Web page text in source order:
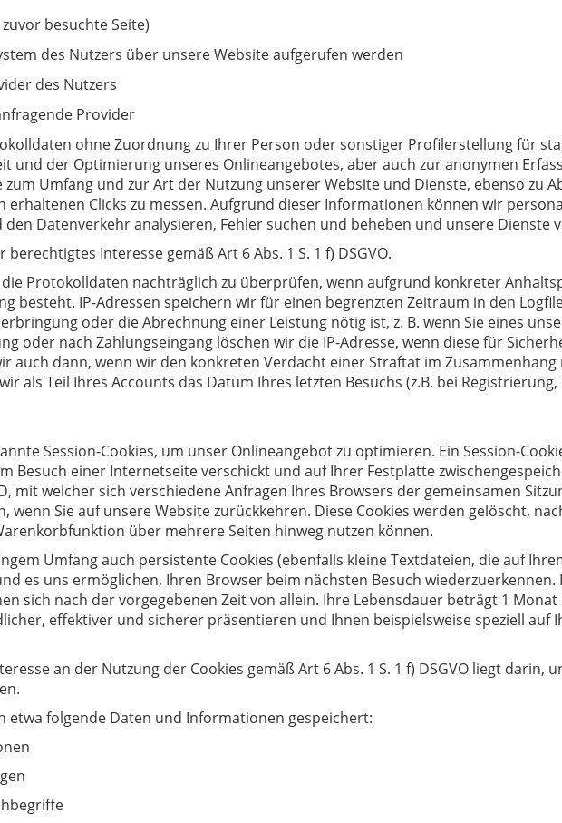
besuchte Seite)
des Nutzers über unsere Website aufgerufen werden
des Nutzers
Provider
ohne Zuordnung zu Ihrer Person oder sonstiger Profilerstellung für
und der Optimierung unseres Onlineangebotes, aber auch zur anonymen
Umfang und zur Art der Nutzung unserer Website und Dienste, ebenso zu
Clicks zu messen. Aufgrund dieser Informationen können wir
Datenverkehr analysieren, Fehler suchen und beheben und unsere Dienste
Interesse gemäß Art 6 Abs. 1 S. 1 f) DSGVO.
Protokolldaten nachträglich zu überprüfen, wenn aufgrund konkreter
besteht. IP-Adressen speichern wir für einen begrenzten Zeitraum in den
oder die Abrechnung einer Leistung nötig ist, z. B. wenn Sie eines
oder nach Zahlungseingang löschen wir die IP-Adresse, wenn diese für
auch dann, wenn wir den konkreten Verdacht einer Straftat im
als Teil Ihres Accounts das Datum Ihres letzten Besuchs (z.B. bei Registrierung,
Session-Cookies, um unser Onlineangebot zu optimieren. Ein Session-
Besuch einer Internetseite verschickt und auf Ihrer Festplatte
mit welcher sich verschiedene Anfragen Ihres Browsers der gemeinsamen
wenn Sie auf unsere Website zurückkehren. Diese Cookies werden gelöscht,
über mehrere Seiten hinweg nutzen können.
Umfang auch persistente Cookies (ebenfalls kleine Textdateien, die auf
es uns ermöglichen, Ihren Browser beim nächsten Besuch
sich nach der vorgegebenen Zeit von allein. Ihre Lebensdauer beträgt 1
effektiver und sicherer präsentieren und Ihnen beispielsweise speziell
an der Nutzung der Cookies gemäß Art 6 Abs. 1 S. 1 f) DSGVO liegt
etwa folgende Daten und Informationen gespeichert: